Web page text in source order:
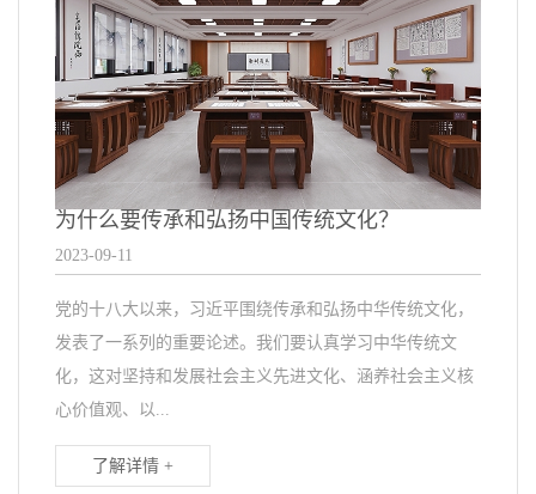
为什么要传承和弘扬中国传统文化？
2023-09-11
党的十八大以来，习近平围绕传承和弘扬中华传统文化，
发表了一系列的重要论述。我们要认真学习中华传统文
化，这对坚持和发展社会主义先进文化、涵养社会主义核
心价值观、以...
了解详情 +